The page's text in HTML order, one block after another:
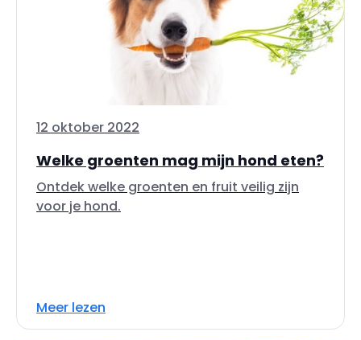
12 oktober 2022
Welke groenten mag mijn hond eten?
Ontdek welke groenten en fruit veilig zijn
voor je hond.
Meer lezen